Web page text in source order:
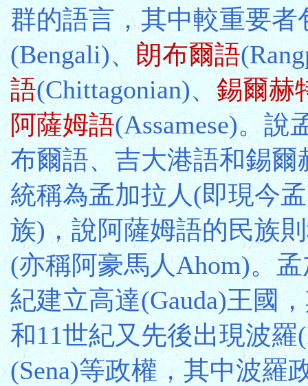
群的語言，其中較重要者
(Bengali)、朗布爾語
語(Chittagonian)、錫爾赫
阿薩姆語(Assamese)。說
布爾語、吉大港語和錫爾
統稱為孟加拉人(即現今
族)，說阿薩姆語的民族
(亦稱阿豪馬人Ahom)。
紀建立高達(Gauda)王國
和11世紀又先後出現波羅
(Sena)等政權，其中波羅